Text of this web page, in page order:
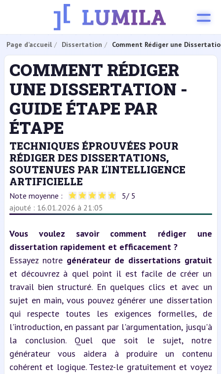
Page d’accueil Dissertation Comment Rédiger une
COMMENT RÉDIGER
UNE DISSERTATION -
GUIDE ÉTAPE PAR
ÉTAPE
TECHNIQUES ÉPROUVÉES POUR
RÉDIGER DES DISSERTATIONS,
SOUTENUES PAR L'INTELLIGENCE
ARTIFICIELLE
Note moyenne : 5/ 5
ajouté : 16.01.2026 à 21:05
Vous voulez savoir comment rédiger une
dissertation rapidement et efficacement ?
Essayez notre générateur de dissertations gratuit
et découvrez à quel point il est facile de créer un
travail bien structuré. En quelques clics et avec un
sujet en main, vous pouvez générer une dissertation
qui respecte toutes les exigences formelles, de
l'introduction, en passant par l'argumentation, jusqu'à
la conclusion. Quel que soit le sujet, notre
générateur vous aidera à produire un contenu
cohérent et logique. Testez-le gratuitement et voyez